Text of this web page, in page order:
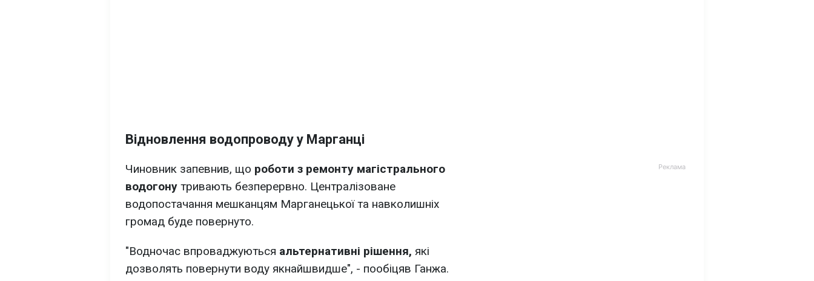
Відновлення водопроводу у Марганці
Чиновник запевнив, що роботи з ремонту магістрального
водогону тривають безперервно. Централізоване
водопостачання мешканцям Марганецької та навколишніх
громад буде повернуто.
"Водночас впроваджуються альтернативні рішення, які
дозволять повернути воду якнайшвидше", - пообіцяв Ганжа.